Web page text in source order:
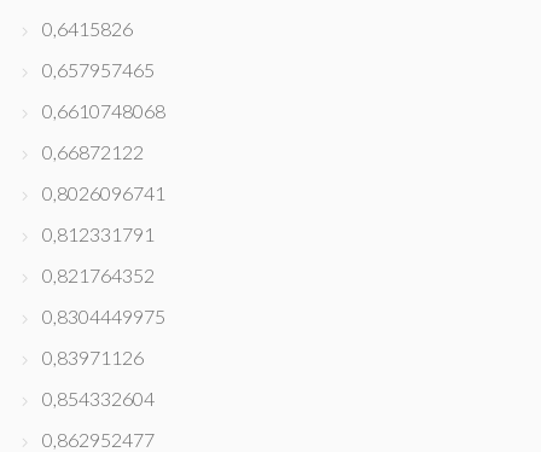
0,6415826
0,657957465
0,6610748068
0,66872122
0,8026096741
0,812331791
0,821764352
0,8304449975
0,83971126
0,854332604
0,862952477